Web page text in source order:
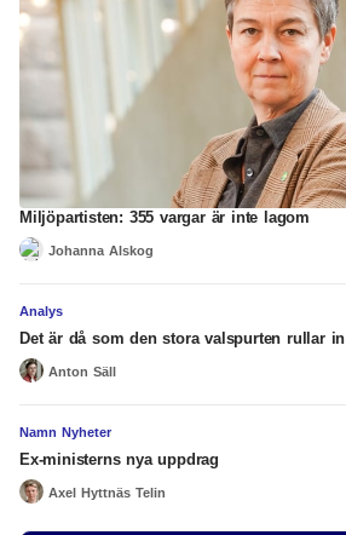
Miljöpartisten: 355 vargar är inte lagom
Johanna Alskog
Analys
Det är då som den stora valspurten rullar in
Anton Säll
Namn Nyheter
Ex-ministerns nya uppdrag
Axel Hyttnäs Telin